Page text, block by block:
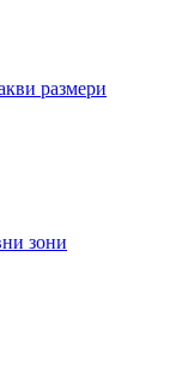
размери
зони